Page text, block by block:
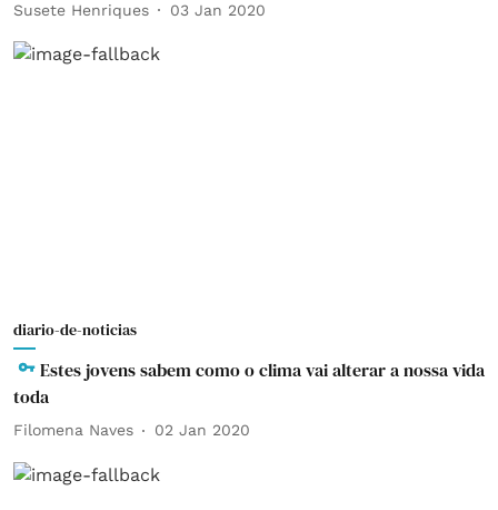
Susete Henriques 03 Jan 2020
diario-de-noticias
Estes jovens sabem como o clima vai alterar a nossa vida
toda
Filomena Naves 02 Jan 2020